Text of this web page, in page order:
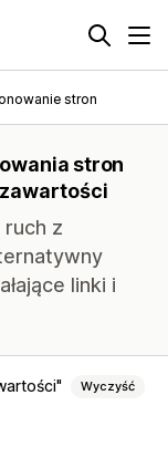
stron
stron
z
linki i
Wyczyść